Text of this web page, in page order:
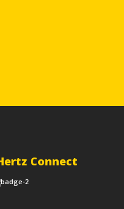
Connect